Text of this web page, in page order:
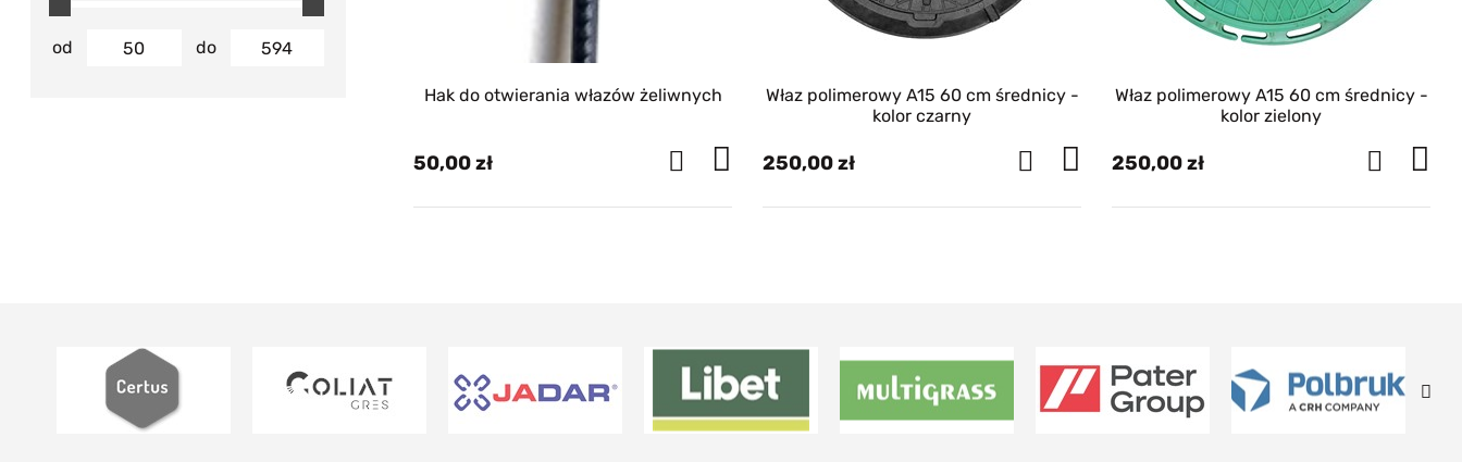
od do
Hak do otwierania włazów żeliwnych
50,00
Właz polimerowy A15 60 cm średnicy -
kolor czarny
250,00
Właz polimerowy A15 60 cm średnicy -
kolor zielony
250,00